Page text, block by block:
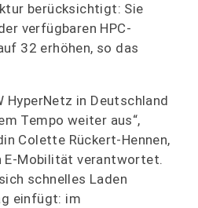
berücksichtigt: Sie
verfügbaren HPC-
32 erhöhen, so das
HyperNetz in Deutschland
Tempo weiter aus“,
Colette Rückert-Hennen,
E-Mobilität verantwortet.
schnelles Laden
einfügt: im